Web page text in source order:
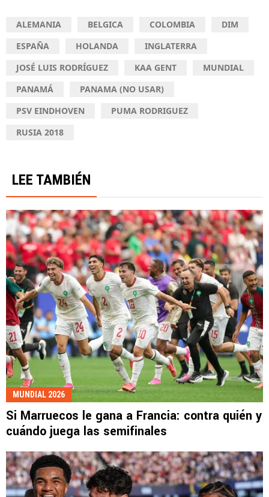
ALEMANIA BELGICA COLOMBIA
DIM
ESPAÑA
HOLANDA
INGLATERRA
JOSÉ LUIS RODRÍGUEZ
KAA GENT
MUNDIAL
PANAMÁ
PANAMA (NO USAR)
PSV EINDHOVEN
PUMA RODRIGUEZ
RUSIA 2018
LEE TAMBIÉN
MUNDIAL 2026
Si Marruecos le gana a Francia: contra quién y
cuándo juega las semifinales